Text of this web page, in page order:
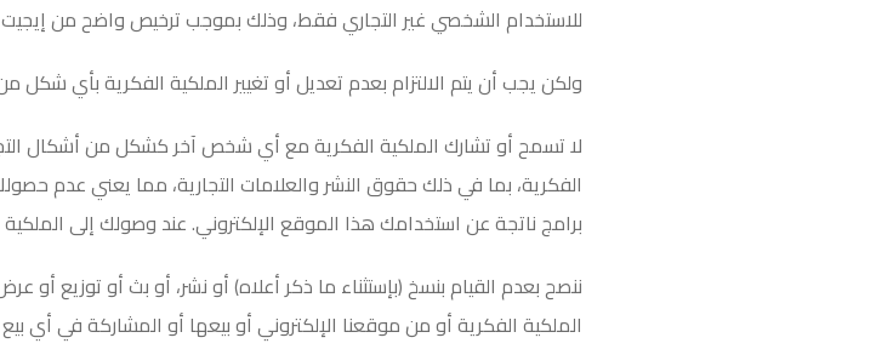
للاستخدام الشخصي غير التجاري فقط، وذلك بموجب ترخيص واضح من
ولكن يجب أن يتم الالتزام بعدم تعديل أو تغيير الملكية الفكرية بأي شكل
لا تسمح أو تشارك الملكية الفكرية مع أي شخص آخر كشكل من أشكال
الفكرية، بما في ذلك حقوق النشر والعلامات التجارية، مما يعني عدم
برامج ناتجة عن استخدامك هذا الموقع الإلكتروني. عند وصولك إلى
ننصح بعدم القيام بنسخ (بإستثناء ما ذكر أعلاه) أو نشر، أو بث أو توزيع
الملكية الفكرية أو من موقعنا الإلكتروني أو بيعها أو المشاركة في أي